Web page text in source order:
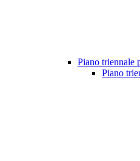
Piano triennale
Piano